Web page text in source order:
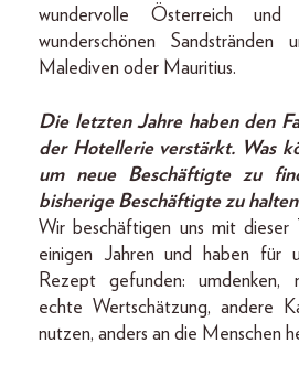
wundervolle Österreich und
wunderschönen
Malediven oder Mauritius.
Die letzten Jahre haben den
der Hotellerie verstärkt. Was
um neue Beschäftigte zu
bisherige Beschäftigte zu
Wir beschäftigen uns mit dieser
einigen Jahren und haben für
Rezept gefunden: umdenken,
echte Wertschätzung, andere
nutzen, anders an die Menschen